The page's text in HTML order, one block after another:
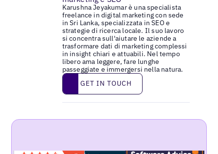
Karushna Jeyakumar è una specialista
freelance in digital marketing con sede
in Sri Lanka, specializzata in SEO e
strategie di ricerca locale. Il suo lavoro
si concentra sull'aiutare le aziende a
trasformare dati di marketing complessi
in insight chiari e attuabili. Nel tempo
libero ama leggere, fare lunghe
passeggiate e immergersi nella natura.
Get in touch
GET IN TOUCH